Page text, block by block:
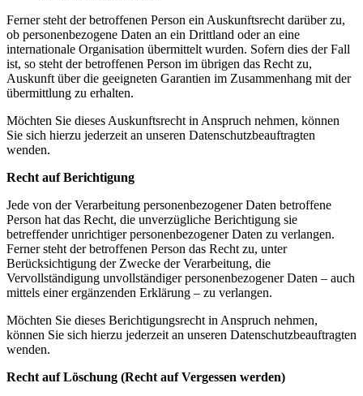
Ferner steht der betroffenen Person ein Auskunftsrecht darüber zu,
ob personenbezogene Daten an ein Drittland oder an eine
internationale Organisation übermittelt wurden. Sofern dies der Fall
ist, so steht der betroffenen Person im übrigen das Recht zu,
Auskunft über die geeigneten Garantien im Zusammenhang mit der
übermittlung zu erhalten.
Möchten Sie dieses Auskunftsrecht in Anspruch nehmen, können
Sie sich hierzu jederzeit an unseren Datenschutzbeauftragten
wenden.
Recht auf Berichtigung
Jede von der Verarbeitung personenbezogener Daten betroffene
Person hat das Recht, die unverzügliche Berichtigung sie
betreffender unrichtiger personenbezogener Daten zu verlangen.
Ferner steht der betroffenen Person das Recht zu, unter
Berücksichtigung der Zwecke der Verarbeitung, die
Vervollständigung unvollständiger personenbezogener Daten – auch
mittels einer ergänzenden Erklärung – zu verlangen.
Möchten Sie dieses Berichtigungsrecht in Anspruch nehmen,
können Sie sich hierzu jederzeit an unseren Datenschutzbeauftragten
wenden.
Recht auf Löschung (Recht auf Vergessen werden)